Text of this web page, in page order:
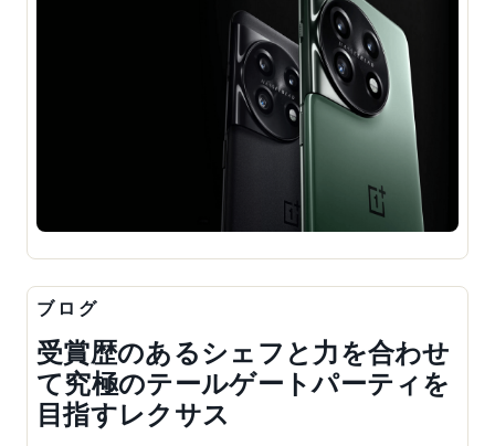
ブログ
受賞歴のあるシェフと力を合わせ
て究極のテールゲートパーティを
目指すレクサス